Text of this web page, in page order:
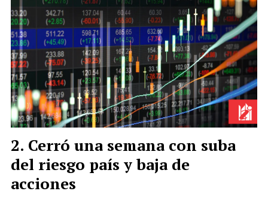
Cerró una semana con suba
del riesgo país y baja de
acciones